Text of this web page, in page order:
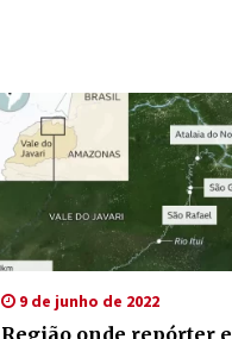
9 de junho de 2022
Região onde repórter e